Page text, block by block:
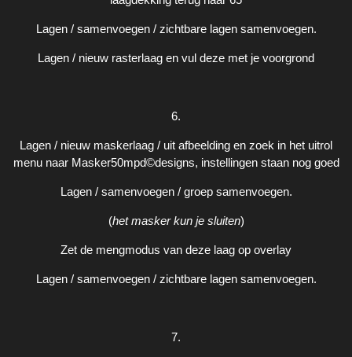
Lagen / samenvoegen / zichtbare lagen samenvoegen.
Lagen / nieuw rasterlaag en vul deze met je voorgrond
6.
Lagen / nieuw maskerlaag / uit afbeelding en zoek in het uitrol
menu naar Masker50mpd©designs, instellingen staan nog goed
Lagen / samenvoegen / groep samenvoegen.
(het masker kun je sluiten)
Zet de mengmodus van deze laag op overlay
Lagen / samenvoegen / zichtbare lagen samenvoegen.
7.